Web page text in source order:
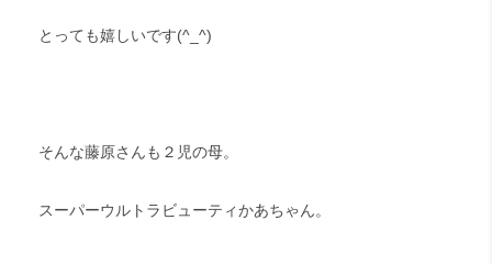
とっても嬉しいです(^_^)
そんな藤原さんも２児の母。
スーパーウルトラビューティかあちゃん。